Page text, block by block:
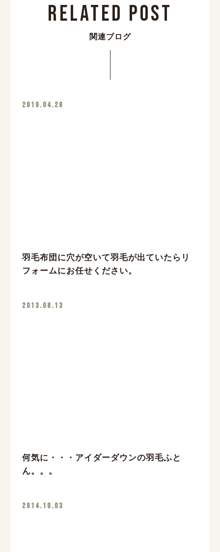
Related Post
関連ブログ
2019.04.28
羽毛布団に穴が空いて羽毛が出ていたらリ
フォームにお任せください。
2013.08.13
何気に・・・アイダーダウンの羽毛ふと
ん。。。
2014.10.03